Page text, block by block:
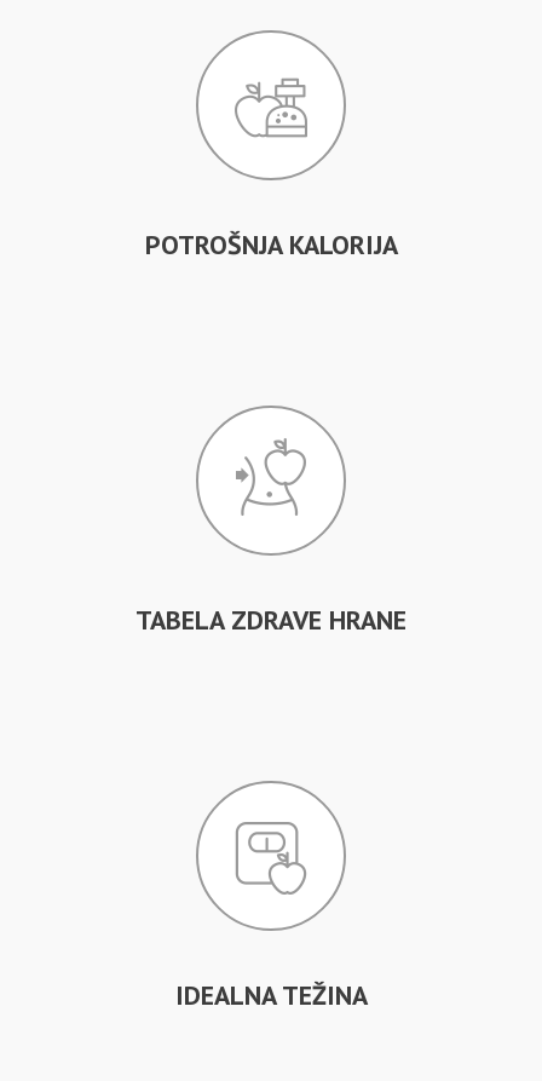
POTROŠNJA KALORIJA
TABELA ZDRAVE HRANE
IDEALNA TEŽINA